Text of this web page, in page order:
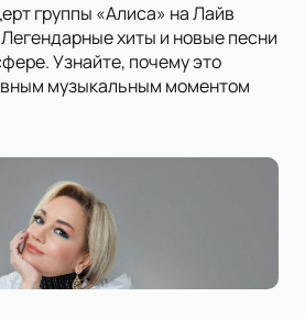
группы «Алиса» на Лайв
хиты и новые песни
Узнайте, почему это
музыкальным моментом